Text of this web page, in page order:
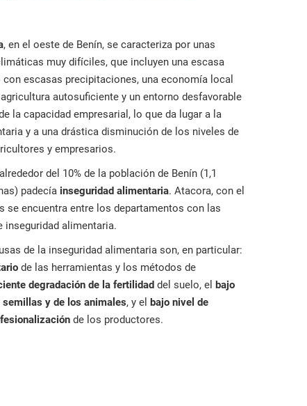
, en el oeste de Benín, se caracteriza por unas
muy difíciles, que incluyen una escasa
escasas precipitaciones, una economía local
autosuficiente y un entorno desfavorable
la capacidad empresarial, lo que da lugar a la
y a una drástica disminución de los niveles de
y empresarios.
del 10% de la población de Benín (1,1
padecía inseguridad alimentaria. Atacora, con el
se encuentra entre los departamentos con las
inseguridad alimentaria.
de la inseguridad alimentaria son, en particular:
de las herramientas y los métodos de
degradación de la fertilidaddel suelo, el bajo
y de los animales, y el bajo nivel de
de los productores.